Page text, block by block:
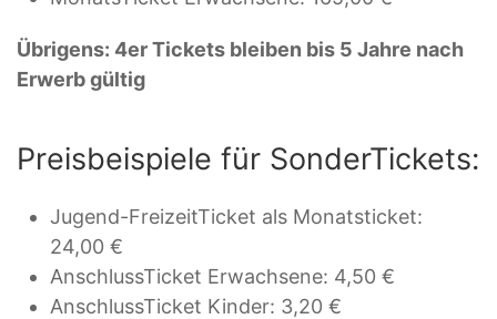
Übrigens: 4er Tickets bleiben bis 5 Jahre nach
Erwerb gültig
Preisbeispiele für SonderTickets:
Jugend-FreizeitTicket als Monatsticket:
24,00 €
AnschlussTicket Erwachsene: 4,50 €
AnschlussTicket Kinder: 3,20 €